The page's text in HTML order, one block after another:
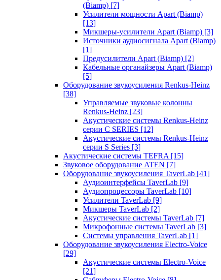
(Biamp) [7]
Усилители мощности Apart (Biamp)
[13]
Микшеры-усилители Apart (Biamp) [3]
Источники аудиосигнала Apart (Biamp)
[1]
Предусилители Apart (Biamp) [2]
Кабельные органайзеры Apart (Biamp)
[5]
Оборудование звукоусиления Renkus-Heinz
[38]
Управляемые звуковые колонны
Renkus-Heinz [23]
Акустические системы Renkus-Heinz
серии C SERIES [12]
Акустические системы Renkus-Heinz
серии S Series [3]
Акустические системы TEFRA [15]
Звуковое оборудование ATEN [7]
Оборудование звукоусиления TaverLab [41]
Аудиоинтерфейсы TaverLab [9]
Аудиопроцессоры TaverLab [10]
Усилители TaverLab [9]
Микшеры TaverLab [2]
Акустические системы TaverLab [7]
Микрофонные системы TaverLab [3]
Системы управления TaverLab [1]
Оборудование звукоусиления Electro-Voice
[29]
Акустические системы Electro-Voice
[21]